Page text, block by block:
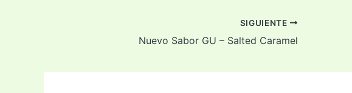
SIGUIENTE
Nuevo Sabor GU – Salted Caramel